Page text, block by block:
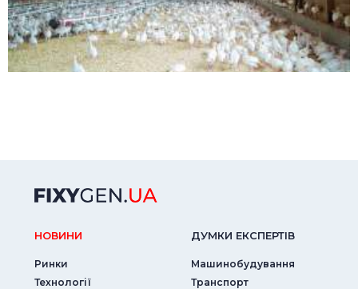
НОВИНИ
Ринки
Технології
ДУМКИ ЕКСПЕРТIВ
Машинобудування
Транспорт